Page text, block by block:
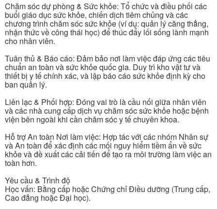
Chăm sóc dự phòng & Sức khỏe: Tổ chức và điều phối các
buổi giáo dục sức khỏe, chiến dịch tiêm chủng và các
chương trình chăm sóc sức khỏe (ví dụ: quản lý căng thẳng,
nhận thức về công thái học) để thúc đẩy lối sống lành mạnh
cho nhân viên.
Tuân thủ & Báo cáo: Đảm bảo nơi làm việc đáp ứng các tiêu
chuẩn an toàn và sức khỏe quốc gia. Duy trì kho vật tư và
thiết bị y tế chính xác, và lập báo cáo sức khỏe định kỳ cho
ban quản lý.
Liên lạc & Phối hợp: Đóng vai trò là cầu nối giữa nhân viên
và các nhà cung cấp dịch vụ chăm sóc sức khỏe hoặc bệnh
viện bên ngoài khi cần chăm sóc y tế chuyên khoa.
Hỗ trợ An toàn Nơi làm việc: Hợp tác với các nhóm Nhân sự
và An toàn để xác định các mối nguy hiểm tiềm ẩn về sức
khỏe và đề xuất các cải tiến để tạo ra môi trường làm việc an
toàn hơn.
Yêu cầu & Trình độ
Học vấn: Bằng cấp hoặc Chứng chỉ Điều dưỡng (Trung cấp,
Cao đẳng hoặc Đại học).